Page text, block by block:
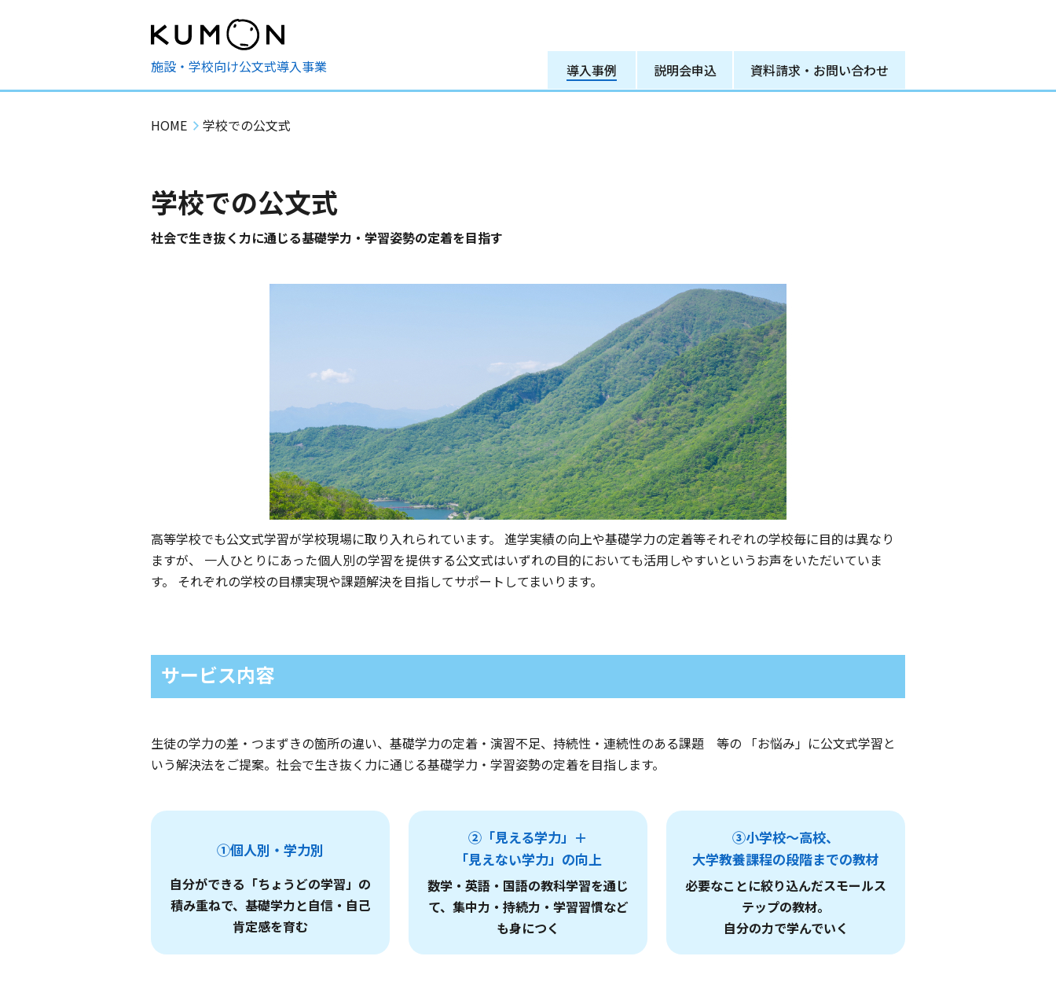
施設・学校向け公文式導入事業 導入事例 説明会申込 資料請求 ・ お問い合わせ
HOME 学校での公文式
学校での公文式
社会で生き抜く力に通じる基礎学力・学習姿勢の定着を目指す
高等学校でも公文式学習が学校現場に取り入れられています。 進学実績の向上や基礎学力の定着等それぞれの学校毎に目的は異なり
ますが、 一人ひとりにあった個人別の学習を提供する公文式はいずれの目的においても活用しやすいというお声をいただいていま
す。 それぞれの学校の目標実現や課題解決を目指してサポートしてまいります。
サービス内容
生徒の学力の差・つまずきの箇所の違い、基礎学力の定着・演習不足、持続性・連続性のある課題 等の 「お悩み」に公文式学習と
いう解決法をご提案。社会で生き抜く力に通じる基礎学力・学習姿勢の定着を目指します。
①個人別・学力別
自分ができる「ちょうどの学習」の
積み重ねで、基礎学力と自信・自己
肯定感を育む
②「見える学力」＋
「見えない学力」の向上
数学・英語・国語の教科学習を通じ
て、集中力・持続力・学習習慣など
も身につく
③小学校～高校、
大学教養課程の段階までの教材
必要なことに絞り込んだスモールス
テップの教材。
自分の力で学んでいく